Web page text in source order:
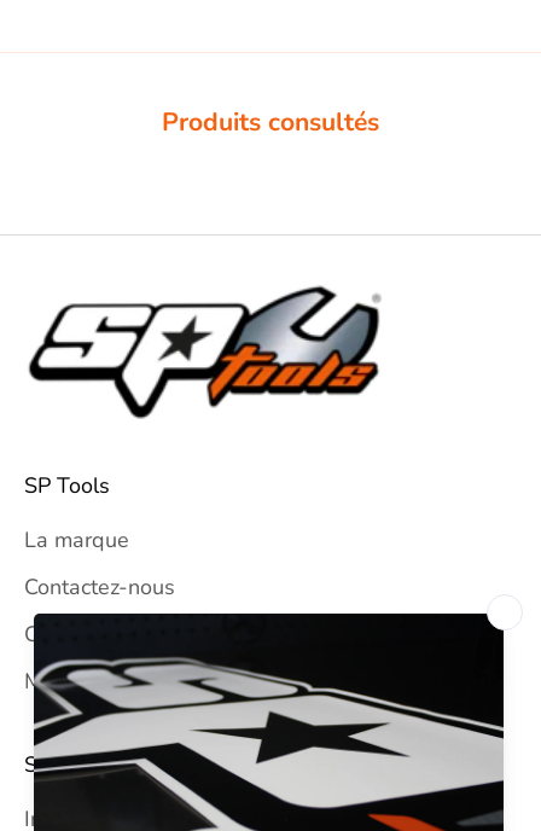
Produits consultés
SP Tools
La marque
Contactez-nous
CGV
Mentions légales
SUIVEZ-NOUS
Instagram